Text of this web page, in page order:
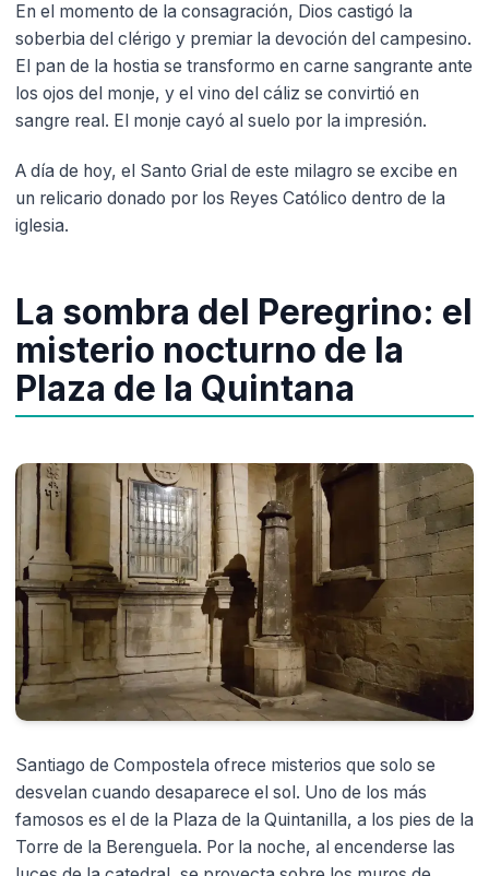
En el momento de la consagración, Dios castigó la
soberbia del clérigo y premiar la devoción del campesino.
El pan de la hostia se transformo en carne sangrante ante
los ojos del monje, y el vino del cáliz se convirtió en
sangre real. El monje cayó al suelo por la impresión.
A día de hoy, el Santo Grial de este milagro se excibe en
un relicario donado por los Reyes Católico dentro de la
iglesia.
La sombra del Peregrino: el
misterio nocturno de la
Plaza de la Quintana
Santiago de Compostela ofrece misterios que solo se
desvelan cuando desaparece el sol. Uno de los más
famosos es el de la Plaza de la Quintanilla, a los pies de la
Torre de la Berenguela. Por la noche, al encenderse las